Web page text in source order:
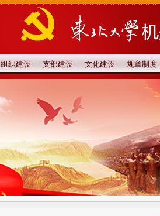
组织建设 支部建设 文化建设 规章制度